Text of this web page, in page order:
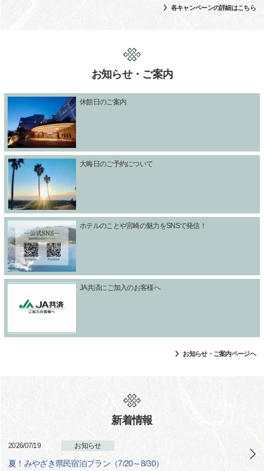
各キャンペーンの詳細はこちら
お知らせ・ご案内
休館日のご案内
大晦日のご予約について
ホテルのことや宮崎の魅力をSNSで発信！
JA共済にご加入のお客様へ
お知らせ・ご案内ページへ
新着情報
2026/07/19 お知らせ
夏！みやざき県民宿泊プラン（7/20～8/30）